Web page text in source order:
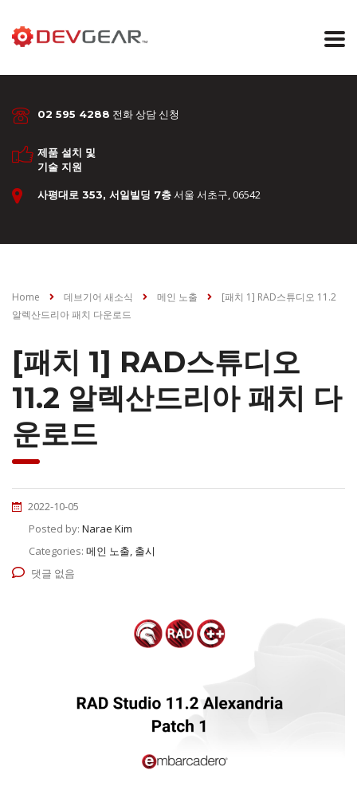
02 595 4288 전화 상담 신청
제품 설치 및
기술 지원
사평대로 353, 서일빌딩 7층서울 서초구, 06542
Home 데브기어 새소식 메인 노출
[패치 1] RAD스튜디오 11.2
알렉산드리아 패치 다운로드
[패치 1] RAD스튜디오
11.2 알렉산드리아 패치 다
운로드
2022-10-05
Posted by: Narae Kim
Categories: 메인 노출, 출시
댓글 없음